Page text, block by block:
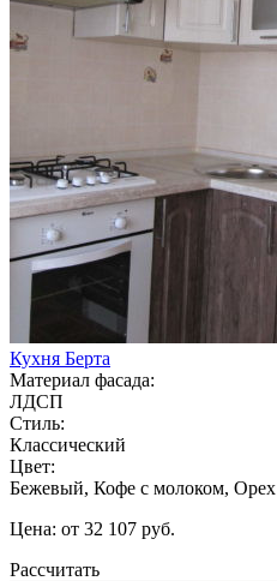
Кухня Берта
Материал фасада:
ЛДСП
Стиль:
Классический
Цвет:
Бежевый, Кофе с молоком, Орех
Цена: от 32 107 руб.
Рассчитать